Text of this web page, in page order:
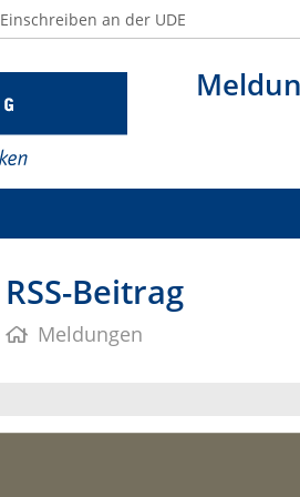
Einschreiben an der UDE
RSS-Beitrag
Meldungen